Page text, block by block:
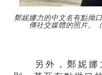
鄭妮娜力的中文名有點拗
傳社交媒體的照片。
另外，鄭妮娜